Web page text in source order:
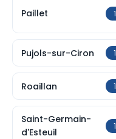
Paillet 1
Pujols-sur-Ciron 1
Roaillan 1
Saint-Germain-
d'Esteuil
1